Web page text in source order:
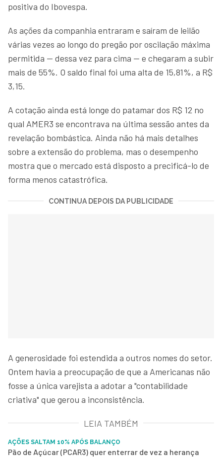
positiva do Ibovespa.
As ações da companhia entraram e saíram de leilão
várias vezes ao longo do pregão por oscilação máxima
permitida — dessa vez para cima — e chegaram a subir
mais de 55%. O saldo final foi uma alta de 15,81%, a R$
3,15.
A cotação ainda está longe do patamar dos R$ 12 no
qual AMER3 se encontrava na última sessão antes da
revelação bombástica. Ainda não há mais detalhes
sobre a extensão do problema, mas o desempenho
mostra que o mercado está disposto a precificá-lo de
forma menos catastrófica.
CONTINUA DEPOIS DA PUBLICIDADE
A generosidade foi estendida a outros nomes do setor.
Ontem havia a preocupação de que a Americanas não
fosse a única varejista a adotar a "contabilidade
criativa" que gerou a inconsistência.
LEIA TAMBÉM
AÇÕES SALTAM 10% APÓS BALANÇO
Pão de Açúcar (PCAR3) quer enterrar de vez a herança